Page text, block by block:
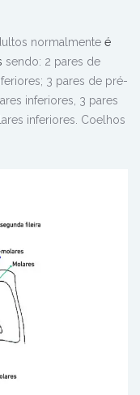
normalmente é
sendo: 2 pares de
3 pares de pré-
inferiores, 3 pares
inferiores. Coelhos